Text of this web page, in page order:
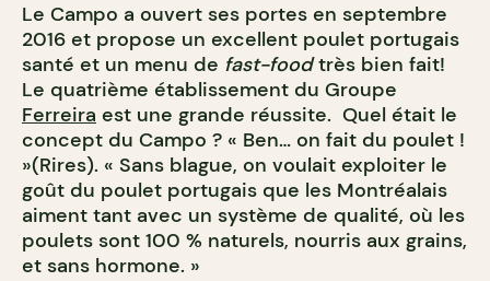
Le Campo a ouvert ses portes en septembre
2016 et propose un excellent poulet portugais
santé et un menu de fast-foodtrès bien fait!
Le quatrième établissement du Groupe
Ferreira est une grande réussite. Quel était le
concept du Campo ? « Ben… on fait du poulet !
»(Rires). « Sans blague, on voulait exploiter le
goût du poulet portugais que les Montréalais
aiment tant avec un système de qualité, où les
poulets sont 100 % naturels, nourris aux grains,
et sans hormone. »